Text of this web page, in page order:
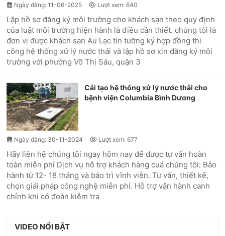
Ngày đăng: 11-06-2025 Lượt xem: 640
Lập hồ sơ đăng ký môi trường cho khách sạn theo quy định
của luật môi trường hiện hành là điều cần thiết. chúng tôi là
đơn vị được khách sạn Au Lạc tin tưỡng ký hợp đồng thi
công hệ thống xử lý nước thải và lập hồ sơ xin đăng ký môi
trường với phường Võ Thị Sáu, quận 3
Cải tạo hệ thống xử lý nước thải cho
bệnh viện Columbia Bình Dương
Ngày đăng: 30-11-2024 Lượt xem: 677
Hãy liên hệ chúng tôi ngay hôm nay để được tư vấn hoàn
toàn miễn phí Dịch vụ hỗ trợ khách hàng cuả chúng tôi: Bảo
hành từ 12- 18 tháng và bảo trì vĩnh viễn. Tư vấn, thiết kế,
chọn giải pháp công nghệ miễn phí. Hỗ trợ vận hành canh
chỉnh khi có đoàn kiễm tra
VIDEO NỔI BẬT